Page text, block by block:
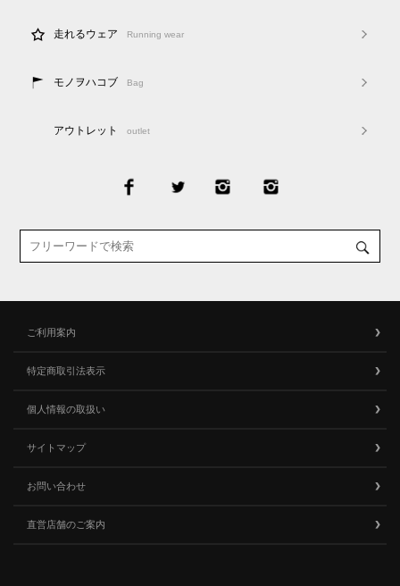
走れるウェア Running wear
モノヲハコブ Bag
アウトレット outlet
ご利用案内
特定商取引法表示
個人情報の取扱い
サイトマップ
お問い合わせ
直営店舗のご案内